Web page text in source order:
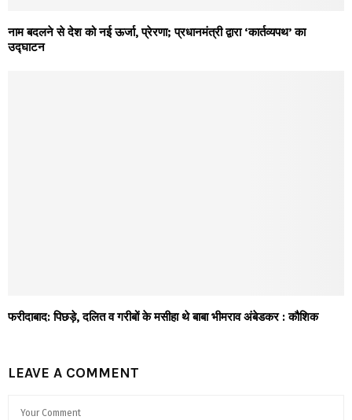
नाम बदलने से देश को नई ऊर्जा, प्रेरणा; प्रधानमंत्री द्वारा ‘कार्तव्यपथ’ का
उद्घाटन
फरीदाबाद: पिछड़े, दलित व गरीबों के मसीहा थे बाबा भीमराव अंबेडकर : कौशिक
LEAVE A COMMENT